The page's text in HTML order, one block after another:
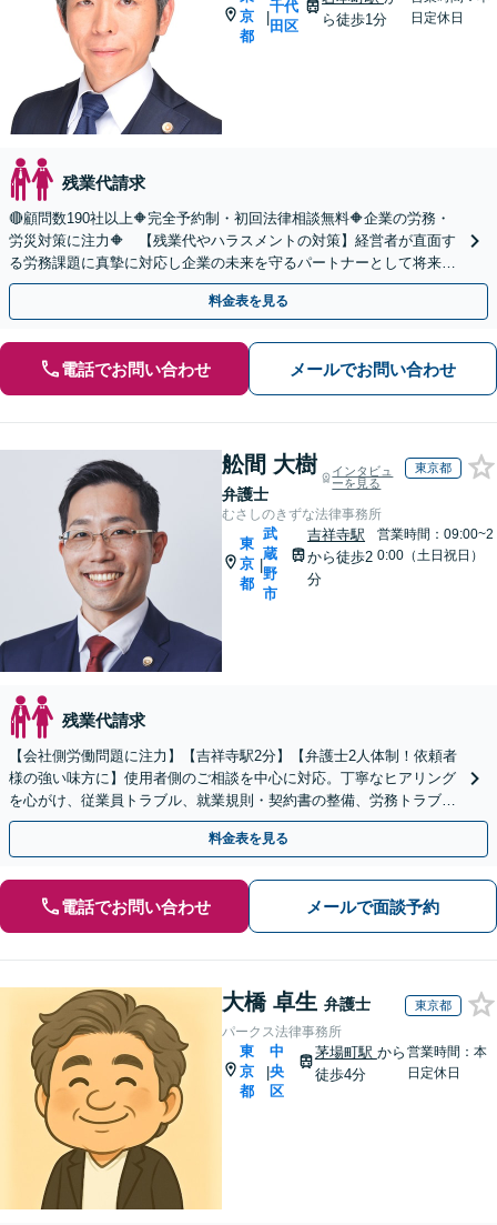
京
都
|
千代
田区
ら徒歩1分
日定休日
残業代請求
🔴顧問数190社以上🔶完全予約制・初回法律相談無料🔶企業の労務・
労災対策に注力🔶 【残業代やハラスメントの対策】経営者が直面す
る労務課題に真摯に対応し企業の未来を守るパートナーとして将来へ
の不安や現在の課題を広くお聞きします。
料金表を見る
電話でお問い合わせ メールでお問い合わせ
舩間 大樹
弁護士
インタビュ
ーを見る
東京都
むさしのきずな法律事務所
東
京
都
|
武
蔵
野
市
吉祥寺駅
から徒歩2
分
営業時間：09:00~2
0:00（土日祝日）
残業代請求
【会社側労働問題に注力】【吉祥寺駅2分】【弁護士2人体制！依頼者
様の強い味方に】使用者側のご相談を中心に対応。丁寧なヒアリング
を心がけ、従業員トラブル、就業規則・契約書の整備、労務トラブル
の早期解決に努めます。
料金表を見る
電話でお問い合わせ メールで面談予約
大橋 卓生 弁護士 東京都
パークス法律事務所
東
京
都
|
中
央
区
茅場町駅 から
徒歩4分
営業時間：本
日定休日